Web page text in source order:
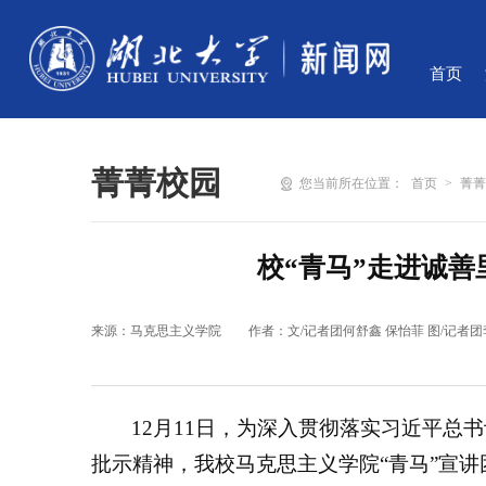
首页
菁菁校园 您当前所在位置： 首页 > 菁
校“青马”走进诚
来源：马克思主义学院 作者：文/记者团何舒鑫 保怡菲 图/记者
12月11日，为深入贯彻落实习近平总
批示精神，我校马克思主义学院“青马”宣